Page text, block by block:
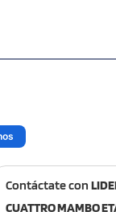
Contáctate con
CUATTRO MAMBO